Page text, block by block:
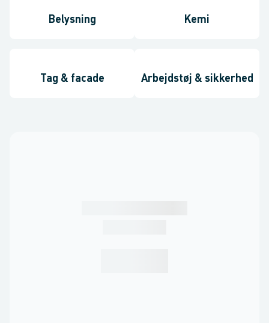
Belysning Kemi
Tag & facade Arbejdstøj & sikkerhed